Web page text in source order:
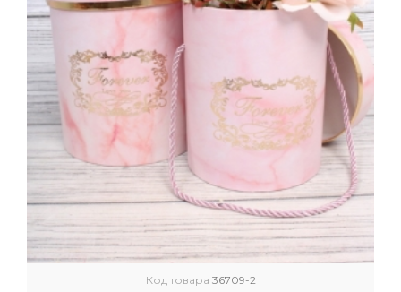
Код товара 36709-2